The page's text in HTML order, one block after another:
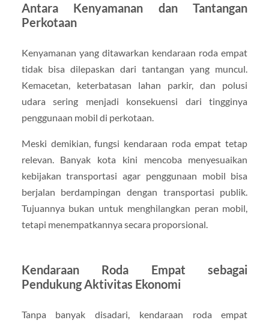
Antara Kenyamanan dan Tantangan
Perkotaan
Kenyamanan yang ditawarkan kendaraan roda empat
tidak bisa dilepaskan dari tantangan yang muncul.
Kemacetan, keterbatasan lahan parkir, dan polusi
udara sering menjadi konsekuensi dari tingginya
penggunaan mobil di perkotaan.
Meski demikian, fungsi kendaraan roda empat tetap
relevan. Banyak kota kini mencoba menyesuaikan
kebijakan transportasi agar penggunaan mobil bisa
berjalan berdampingan dengan transportasi publik.
Tujuannya bukan untuk menghilangkan peran mobil,
tetapi menempatkannya secara proporsional.
Kendaraan Roda Empat sebagai
Pendukung Aktivitas Ekonomi
Tanpa banyak disadari, kendaraan roda empat